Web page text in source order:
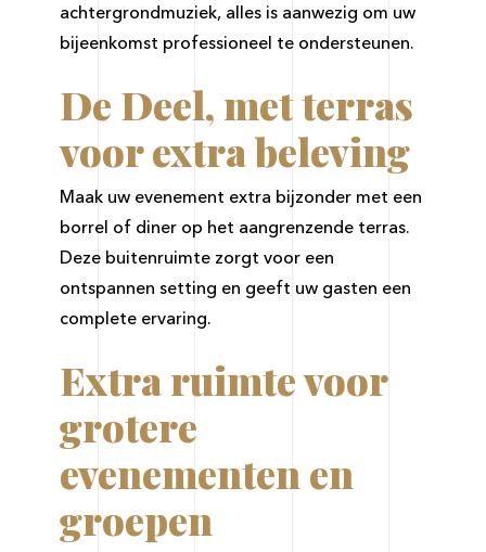
achtergrondmuziek, alles is aanwezig om uw
bijeenkomst professioneel te ondersteunen.
De Deel, met terras
voor extra beleving
Maak uw evenement extra bijzonder met een
borrel of diner op het aangrenzende terras.
Deze buitenruimte zorgt voor een
ontspannen setting en geeft uw gasten een
complete ervaring.
Extra ruimte voor
grotere
evenementen en
groepen